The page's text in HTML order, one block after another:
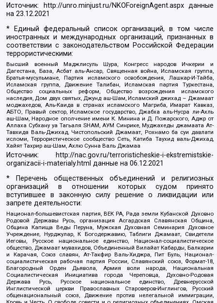
Источник: http://unro.minjust.ru/NKOForeignAgent.aspxданные
на23.12.2021
* Единый федеральный список организаций, в том числе
иностранных и международных организаций, признанных в
соответствии с законодательством Российской Федерации
террористическими:
Высший военный Маджлисуль Шура, Конгресс народов Ичкерии и
Дагестана, База, Асбат аль-Ансар, Священная война, Исламская группа,
Братья-мусульмане, Партия исламского освобождения, Лашкар-И-Тайба,
Исламская группа, Движение Талибан, Исламская партия Туркестана,
Общество социальных реформ, Общество возрождения исламского
наследия, Дом двух святых, Джунд аш-Шам, Исламский джихад – Джамаат
моджахедов, Аль-Каида в странах исламского Магриба, Имарат Кавказ,
АБТО, Правый сектор, Исламское государство, Джабха аль-Нусра ли-Ахль
аш-Шам, Народное ополчение имени К. Минина и Д. Пожарского, Аджр от
Аллаха Субхану уа Тагьаля SHAM, АУМ Синрике, Муджахеды джамаата Ат-
Тавхида Валь-Джихад, Чистопольский Джамаат, Рохнамо ба суи давлати
исломи, Террористическое сообщество Сеть, Катиба Таухид валь-Джихад,
Хайят Тахрир аш-Шам, Ахлю Сунна Валь Джамаа
Источник:
http://nac.gov.ru/terroristicheskie-i-ekstremistskie-
organizacii-i-materialy.html данные на06.12.2021
* Перечень общественных объединений и религиозных
организаций в отношении которых судом принято
вступившее в законную силу решение о ликвидации или
запрете деятельности:
Национал-большевистская партия, ВЕК РА, Рада земли Кубанской Духовно
Родовой Державы Русь, организация Асгардская Славянская Община,
Община Капища Веды Перуна, Мужская Духовная Семинария Духовное
Учреждение, Нурджулар, К Богодержавию, Таблиги Джамаат, Свидетели
Иеговы, Русское национальное единство, Национал-социалистическое
общество, Джамаат мувахидов, Объединенный Вилайат Кабарды, Балкарии
и Карачая, Союз славян, Ат-Такфир Валь-Хиджра, Пит Буль, Национал-
социалистическая рабочая партия России, Славянский союз, Формат-18,
Благородный Орден Дьявола, Армия воли народа, Национальная
Социалистическая Инициатива города Череповца, Духовно-Родовая
Держава Русь, Русское национальное единство, Древнерусской
Инглистической церкви Православных Староверов-Инглингов, Русский
общенациональный союз, Движение против нелегальной иммиграции,